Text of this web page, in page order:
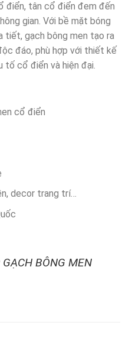
điển, tân cổ điển đem đến
gian. Với bề mặt bóng
tiết, gạch bông men tạo ra
đáo, phù hợp với thiết kế
cổ điển và hiện đại.
cổ điển
decor trang trí…
BÔNG MEN